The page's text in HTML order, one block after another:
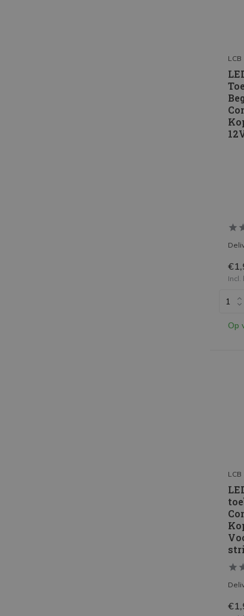
LCB
Incl.
Op
LCB